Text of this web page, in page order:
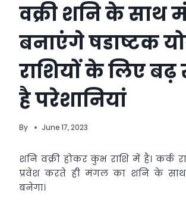
वक्री शनि के साथ
बनाएंंगे षडाष्टक
राशियों के लिए
है परेशानियां
By June 17, 2023
शनि वक्री होकर कुंभ राशि में है। कर्क
प्रवेश करते ही मंगल का शनि के साथ
बनेगा।